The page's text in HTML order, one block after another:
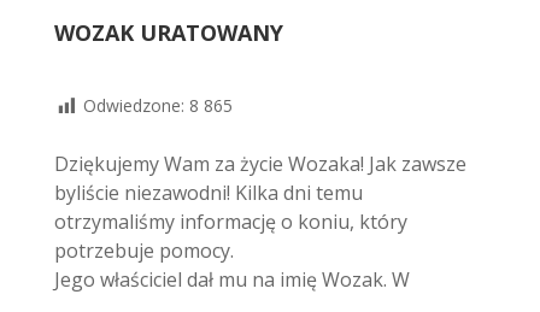
WOZAK URATOWANY
Odwiedzone: 8 865
Dziękujemy Wam za życie Wozaka! Jak zawsze
byliście niezawodni! Kilka dni temu
otrzymaliśmy informację o koniu, który
potrzebuje pomocy.
Jego właściciel dał mu na imię Wozak. W